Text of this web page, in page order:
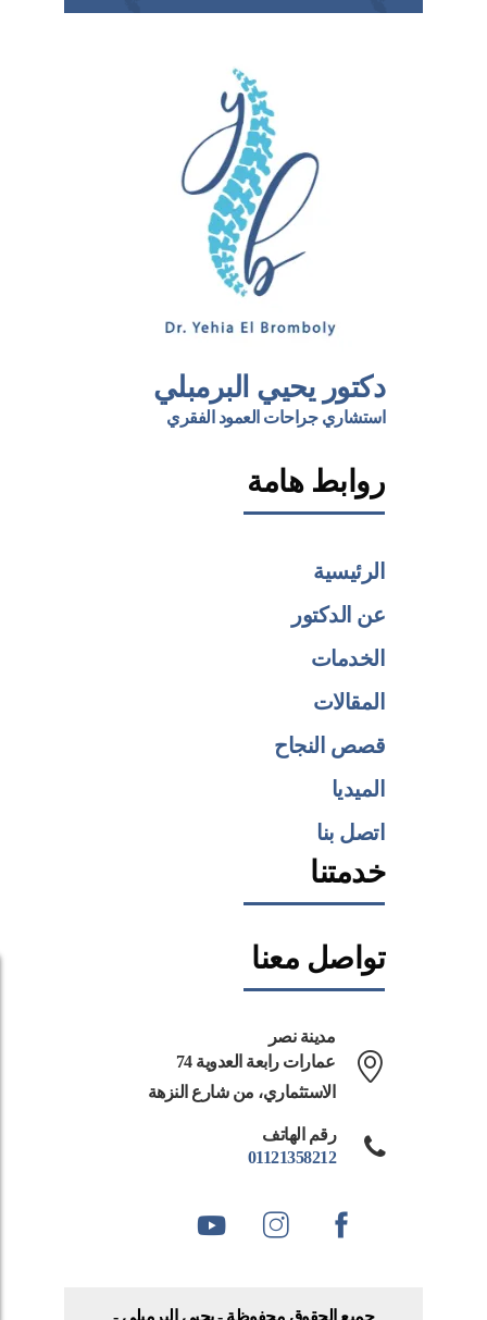
دكتور يحيي البرمبلي
استشاري جراحات العمود الفقري
روابط هامة
الرئيسية
عن الدكتور
الخدمات
المقالات
قصص النجاح
الميديا
اتصل بنا
خدمتنا
تواصل معنا
مدينة نصر
74 عمارات رابعة العدوية
الاستثماري، من شارع النزهة
رقم الهاتف
01121358212
جميع الحقوق محفوظة - يحيي البرمبلي -